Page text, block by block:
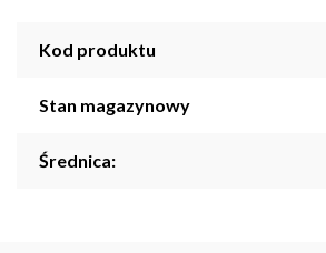
Kod produktu
Stan magazynowy
Średnica: